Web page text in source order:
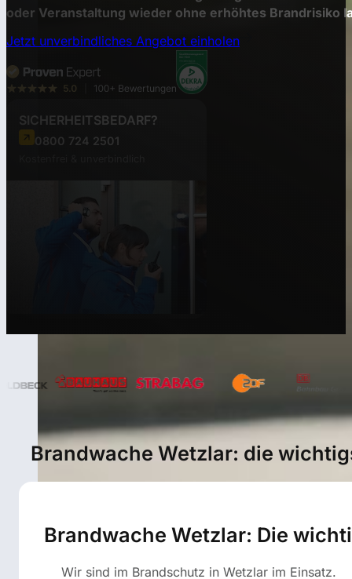
oder Veranstaltung wieder ohne erhöhtes Brandrisiko
Jetzt unverbindliches Angebot einholen
SICHERHEITSBEDARF?
0800 724 2501
Brandwache Wetzlar: die
Brandwache Wetzlar: Die
Wir sind im Brandschutz in Wetzlar im Einsatz.